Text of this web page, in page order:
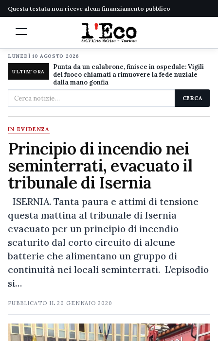
Questa testata non riceve alcun finanziamento pubblico
LUNEDÌ 10 AGOSTO 2026
ULTIM'ORA
Punta da un calabrone, finisce in ospedale: Vigili
del fuoco chiamati a rimuovere la fede nuziale
dalla mano gonfia
Cerca
nel
sito
CERCA
IN EVIDENZA
Principio di incendio nei
seminterrati, evacuato il
tribunale di Isernia
ISERNIA. Tanta paura e attimi di tensione
questa mattina al tribunale di Isernia
evacuato per un principio di incendio
scaturito dal corto circuito di alcune
batterie che alimentano un gruppo di
continuità nei locali seminterrati. L’episodio
si…
PUBBLICATO IL20 GENNAIO 2020